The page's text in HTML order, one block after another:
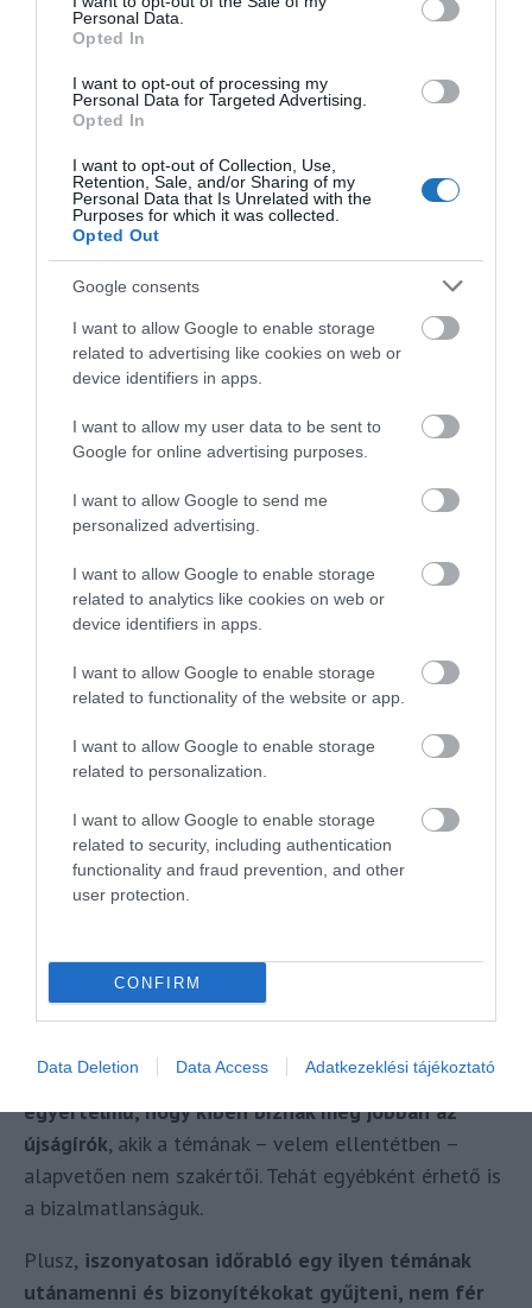
Personal Data.
Opted In
I want to opt-out of processing my
Personal Data for Targeted Advertising.
Opted In
I want to opt-out of Collection, Use,
Retention, Sale, and/or Sharing of my
Personal Data that Is Unrelated with the
Purposes for which it was collected.
Opted Out
Google consents
I want to allow Google to enable storage
related to advertising like cookies on web or
device identifiers in apps.
I want to allow my user data to be sent to
Google for online advertising purposes.
I want to allow Google to send me
personalized advertising.
I want to allow Google to enable storage
related to analytics like cookies on web or
device identifiers in apps.
I want to allow Google to enable storage
related to functionality of the website or app.
I want to allow Google to enable storage
related to personalization.
I want to allow Google to enable storage
related to security, including authentication
functionality and fraud prevention, and other
user protection.
CONFIRM
Data Deletion Data Access Adatkezeklési tájékoztató
Pontosan erről beszéltem aTrend FM-nek adott
országos hírportálok és a televízió híradók a hírt a
Spabook-tól, mert ezen a kicsi piacon
közvetlenebbek a kapcsolatok és megbízható,
hiteles forrásnak tekintenek. A hír pedig
könnyebben terjedt el, mert nem csak a médiában
dolgozó Kollégák bíznak a Spabook-ban mint
sajtótermékben, hanem a Spabook utazós blog
tekintenek e sorok szerzőjére. (Ezt a gondolatsort
ajánlom nagy tisztelettelBarabási Albert-László
világhírű hálózatkutató tudós figyelmébe, ha valaki
ismeri, legyen szíves elküldeni neki, ez is bizonyítja,
A bizalmi dinamika és a kapcsolati hálók miatt egy
másik országban egészen más eséllyel lehet
címlapra katapultálni egy hírt, mint itthon. Mivel a
nagy szállodaláncok nem érintettek a kifizetési
problémában, csaka magánszálláshelyek, akiknek
viszont nincsen egységes érdekképviseletük
könnyű belátni,
hogy egyéni e-mailek alapján egyetlen komoly
nemzetközi portál sem fog nyomozásba kezdeni
Mire megkapják a választ, hogy nincsen, ez
ostobaság, náluk minden rendben. (És ez így igaz is,
szemben egy szállodalánc sajtósával, akkor elég
egyértelmű, hogy kiben bíznak meg jobban az
újságírók, akik a témának – velem ellentétben –
alapvetően nem szakértői. Tehát egyébként érhető is
a bizalmatlanságuk.
Plusz, iszonyatosan időrabló egy ilyen témának
utánamenni és bizonyítékokat gyűjteni, nem fér